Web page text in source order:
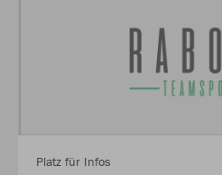
Platz für Infos